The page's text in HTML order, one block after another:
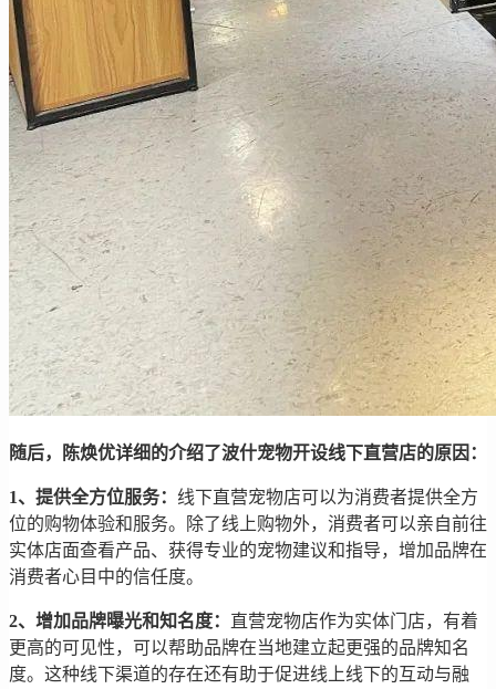
随后，陈焕优详细的介绍了波什宠物开设线下直营店的原因：
1、提供全方位服务： 线下直营宠物店可以为消费者提供全方
位的购物体验和服务。除了线上购物外，消费者可以亲自前往
实体店面查看产品、获得专业的宠物建议和指导，增加品牌在
消费者心目中的信任度。
2、增加品牌曝光和知名度： 直营宠物店作为实体门店，有着
更高的可见性，可以帮助品牌在当地建立起更强的品牌知名
度。这种线下渠道的存在还有助于促进线上线下的互动与融